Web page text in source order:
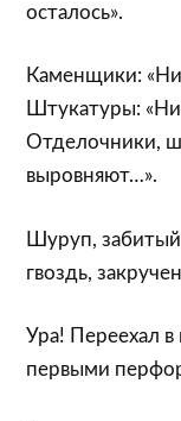
осталось».
Каменщики:
Штукатуры:
Отделочники,
выровняют…».
Шуруп,
гвоздь,
Ура! Переехал
первыми